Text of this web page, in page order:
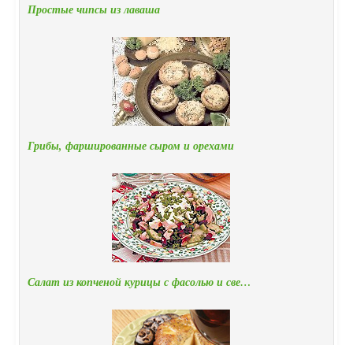
Простые чипсы из лаваша
Грибы, фаршированные сыром и орехами
Салат из копченой курицы с фасолью и све…